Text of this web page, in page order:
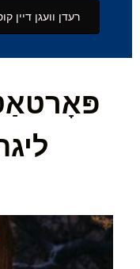
רעדן וועגן דיין